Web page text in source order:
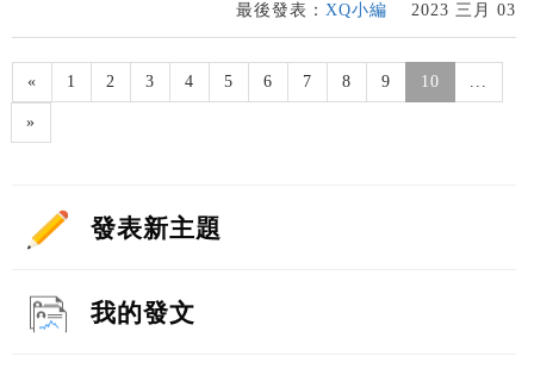
最後發表： XQ小編 2023 三月 03
« 1 2 3 4 5 6 7 8 9 10 ...
»
發表新主題
我的發文